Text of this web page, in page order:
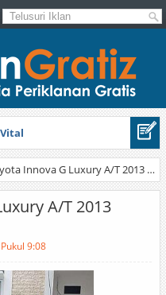
Innova G Luxury A/T 2013 Silver
A/T 2013
9:08